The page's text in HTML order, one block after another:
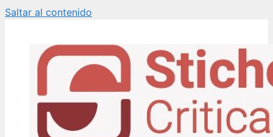
Saltar al contenido